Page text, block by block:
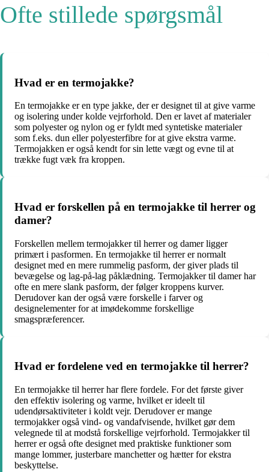
Ofte stillede spørgsmål
Hvad er en termojakke?
En termojakke er en type jakke, der er designet til at give varme
og isolering under kolde vejrforhold. Den er lavet af materialer
som polyester og nylon og er fyldt med syntetiske materialer
som f.eks. dun eller polyesterfibre for at give ekstra varme.
Termojakken er også kendt for sin lette vægt og evne til at
trække fugt væk fra kroppen.
Hvad er forskellen på en termojakke til herrer og
damer?
Forskellen mellem termojakker til herrer og damer ligger
primært i pasformen. En termojakke til herrer er normalt
designet med en mere rummelig pasform, der giver plads til
bevægelse og lag-på-lag påklædning. Termojakker til damer har
ofte en mere slank pasform, der følger kroppens kurver.
Derudover kan der også være forskelle i farver og
designelementer for at imødekomme forskellige
smagspræferencer.
Hvad er fordelene ved en termojakke til herrer?
En termojakke til herrer har flere fordele. For det første giver
den effektiv isolering og varme, hvilket er ideelt til
udendørsaktiviteter i koldt vejr. Derudover er mange
termojakker også vind- og vandafvisende, hvilket gør dem
velegnede til at modstå forskellige vejrforhold. Termojakker til
herrer er også ofte designet med praktiske funktioner som
mange lommer, justerbare manchetter og hætter for ekstra
beskyttelse.